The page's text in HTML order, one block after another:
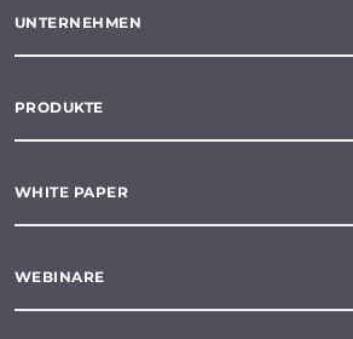
UNTERNEHMEN
PRODUKTE
WHITE PAPER
WEBINARE